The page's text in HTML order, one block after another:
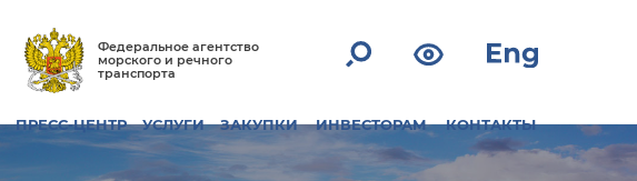
Федеральное агентство
морского и речного
транспорта
ПРЕСС-ЦЕНТР УСЛУГИ ЗАКУПКИ ИНВЕСТОРАМ КОНТАКТЫ